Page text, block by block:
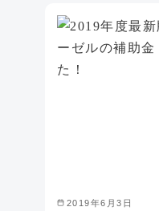
2019年6月3日